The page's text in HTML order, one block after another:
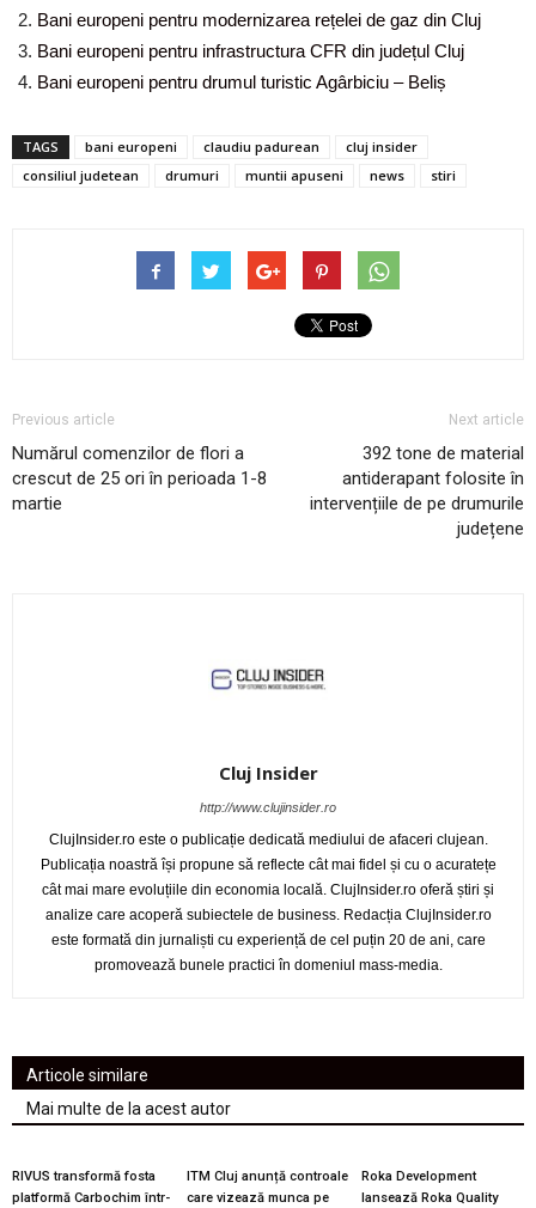
Bani europeni pentru modernizarea rețelei de gaz din Cluj
Bani europeni pentru infrastructura CFR din județul Cluj
Bani europeni pentru drumul turistic Agârbiciu – Beliș
TAGS bani europeni claudiu padurean
cluj insider
consiliul judetean
drumuri muntii apuseni news stiri
Previous article
Numărul comenzilor de flori a
crescut de 25 ori în perioada 1-8
martie
Next article
392 tone de material
antiderapant folosite în
intervențiile de pe drumurile
județene
Cluj Insider
http://www.clujinsider.ro
ClujInsider.ro este o publicație dedicată mediului de afaceri clujean.
Publicația noastră își propune să reflecte cât mai fidel și cu o acuratețe
cât mai mare evoluțiile din economia locală. ClujInsider.ro oferă știri și
analize care acoperă subiectele de business. Redacția ClujInsider.ro
este formată din jurnaliști cu experiență de cel puțin 20 de ani, care
promovează bunele practici în domeniul mass-media.
Articole similare
Mai multe de la acest autor
RIVUS transformă fosta
platformă Carbochim într-
ITM Cluj anunță controale
care vizează munca pe
Roka Development
lansează Roka Quality